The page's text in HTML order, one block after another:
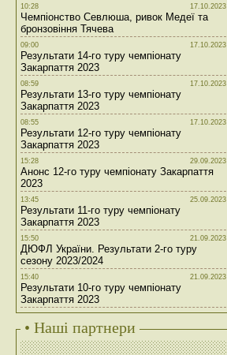
10:28 17.10.2023
Чемпіонство Севлюша, ривок Медеї та
бронзовіння Тячева
09:00 17.10.2023
Результати 14-го туру чемпіонату
Закарпаття 2023
08:59 17.10.2023
Результати 13-го туру чемпіонату
Закарпаття 2023
08:55 17.10.2023
Результати 12-го туру чемпіонату
Закарпаття 2023
15:28 29.09.2023
Анонс 12-го туру чемпіонату Закарпаття
2023
13:45 25.09.2023
Результати 11-го туру чемпіонату
Закарпаття 2023
15:50 21.09.2023
ДЮФЛ України. Результати 2-го туру
сезону 2023/2024
15:40 21.09.2023
Результати 10-го туру чемпіонату
Закарпаття 2023
• Наші партнери